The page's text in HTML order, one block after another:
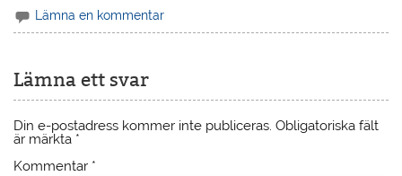
Lämna en kommentar
Lämna ett svar
Din e-postadress kommer inte publiceras. Obligatoriska fält
är märkta *
Kommentar *